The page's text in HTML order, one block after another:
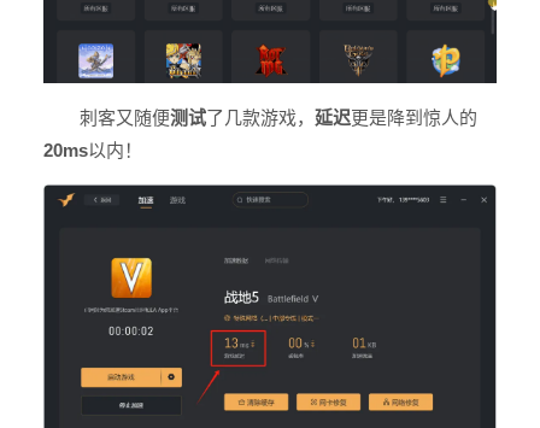
刺客又随便测试了几款游戏， 延迟更是降到惊人的
20ms以内！